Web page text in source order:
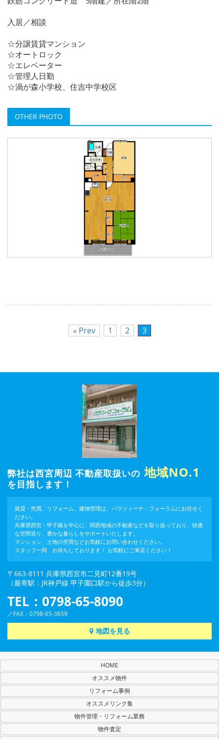
入居／相談
☆分譲賃貸マンション
☆オートロック
☆エレベーター
☆管理人日勤
☆渦が森小学校、住吉中学校区
OTHER PHOTO
« Prev 1 2 3
弊社は西宮周辺 不動産取扱いの 地域NO.1
を目指します！
賃貸・売買、リフォーム、建物管理は、パラツィーナ・フォーラムにお任せく
ださい。
兵庫県西宮・甲子園を中心に、関西地域の不動産などを取り扱っており、快適
な空間造り、豊かな暮らしをサポートいたします。
マンション、土地の売買などお気軽にお問い合わせください。
スタッフ一同 お待ちしております！ お気軽にご来店ください！
〒663-8111 兵庫県西宮市二見町12番19号
（最寄駅：JR神戸線 甲子園口駅から徒歩3分）
TEL：0798-65-8090
／FAX：0798-65-3659
地図を見る
HOME
オススメ物件
リフォーム事例
オススメリンク集
物件管理・リフォーム業務
物件査定